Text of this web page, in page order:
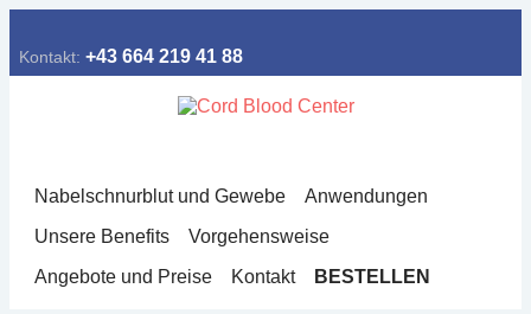
Kontakt: +43 664 219 41 88
Nabelschnurblut und Gewebe
Anwendungen
Unsere Benefits
Vorgehensweise
Angebote und Preise
Kontakt BESTELLEN